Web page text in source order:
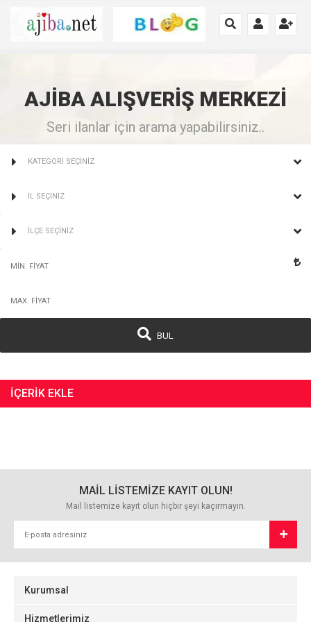
AJİBA ALIŞVERİŞ MERKEZİ
Seri ilanlar için arama yapabilirsiniz..
KATEGORİ SEÇİNİZ
İL SEÇİNİZ
İLÇE SEÇİNİZ
BUL
İÇERIK EKLE
MAİL LİSTEMİZE KAYIT OLUN!
Mail listemize kayıt olun hiçbir şeyi kaçırmayın.
Kurumsal
Hizmetlerimiz